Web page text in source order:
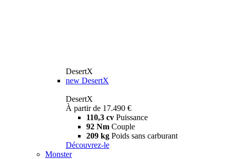
DesertX
new DesertX
DesertX
À partir de 17.490 €
110,3 cv Puissance
92 Nm Couple
209 kg Poids sans carburant
Découvrez-le
Monster